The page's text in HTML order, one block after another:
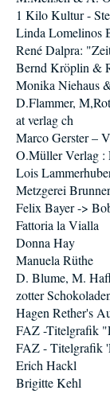
1 Kilo Kultur -
Linda Lomelinos
René Dalpra:
Bernd Kröplin &
Monika Niehaus
D.Flammer,
at verlag ch
Marco Gerster –
O.Müller Verlag :
Lois
Metzgerei
Felix Bayer ->
Fattoria la Vialla
Donna Hay
Manuela Rüthe
D. Blume, M.
zotter
Hagen Rether's
FAZ -Titelgrafik
FAZ - Titelgrafik
Erich Hackl
Brigitte Kehl